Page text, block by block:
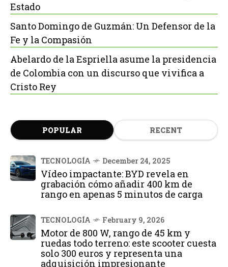
Estado
Santo Domingo de Guzmán: Un Defensor de la
Fe y la Compasión
Abelardo de la Espriella asume la presidencia
de Colombia con un discurso que vivifica a
Cristo Rey
POPULAR RECENT
TECNOLOGÍA December 24, 2025
Vídeo impactante: BYD revela en
grabación cómo añadir 400 km de
rango en apenas 5 minutos de carga
TECNOLOGÍA February 9, 2026
Motor de 800 W, rango de 45 km y
ruedas todo terreno: este scooter cuesta
solo 300 euros y representa una
adquisición impresionante